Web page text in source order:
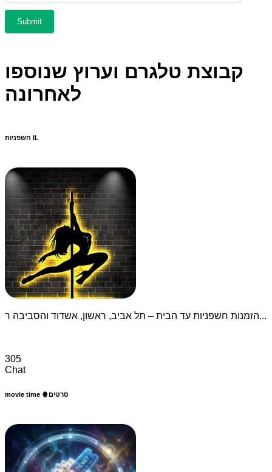
קבוצת טלגרם וערוץ שנוספו
לאחרונה
חשפניות IL
הזמנות חשפניות עד הבית – תל אביב, ראשון, אשדוד והסביבה ר...
305
Chat
movie time 🍿סרטים